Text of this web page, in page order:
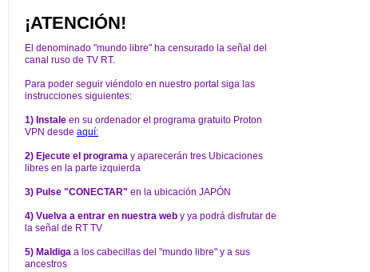
¡ATENCIÓN!
El denominado "mundo libre" ha censurado la señal del
canal ruso de TV RT.
Para poder seguir viéndolo en nuestro portal siga las
instrucciones siguientes:
1) Instale en su ordenador el programa gratuito Proton
VPN desde aquí:
2) Ejecute el programa y aparecerán tres Ubicaciones
libres en la parte izquierda
3) Pulse "CONECTAR" en la ubicación JAPÓN
4) Vuelva a entrar en nuestra web y ya podrá disfrutar de
la señal de RT TV
5) Maldiga a los cabecillas del "mundo libre" y a sus
ancestros